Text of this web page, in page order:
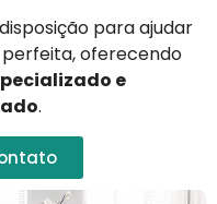
para ajudar
oferecendo
e
.